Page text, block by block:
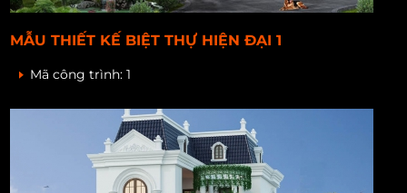
MẪU THIẾT KẾ BIỆT THỰ HIỆN ĐẠI 1
Mã công trình:1